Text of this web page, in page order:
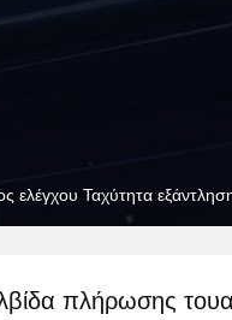
ελέγχου Ταχύτητα
πλήρωσης